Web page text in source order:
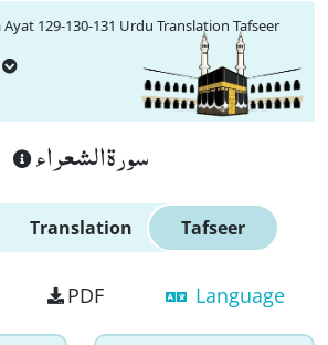
129-130-131 Urdu Translation Tafseer
سورة الشعراء
Translation Tafseer
PDF Language